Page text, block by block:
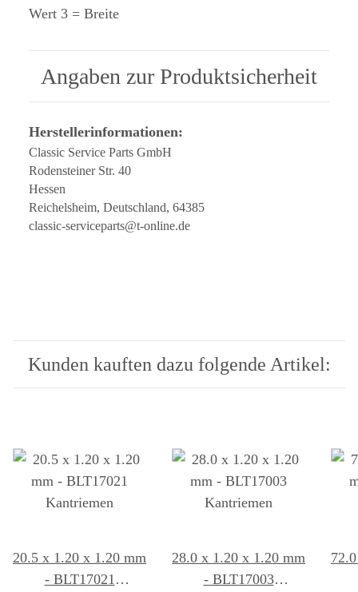
Wert 3 = Breite
Angaben zur Produktsicherheit
Herstellerinformationen:
Classic Service Parts GmbH
Rodensteiner Str. 40
Hessen
Reichelsheim, Deutschland, 64385
classic-serviceparts@t-online.de
Kunden kauften dazu folgende Artikel:
20.5 x 1.20 x 1.20 mm
- BLT17021
28.0 x 1.20 x 1.20 mm
- BLT17003